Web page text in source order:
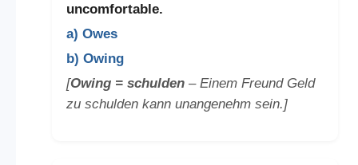
uncomfortable.
a) Owes
b) Owing
[Owing = schulden– Einem Freund Geld
zu schulden kann unangenehm sein.]